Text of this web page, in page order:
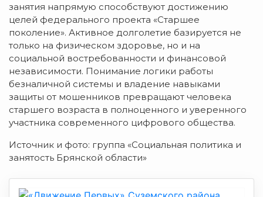
занятия напрямую способствуют достижению
целей федерального проекта «Старшее
поколение». Активное долголетие базируется не
только на физическом здоровье, но и на
социальной востребованности и финансовой
независимости. Понимание логики работы
безналичной системы и владение навыками
защиты от мошенников превращают человека
старшего возраста в полноценного и уверенного
участника современного цифрового общества.
Источник и фото: группа «Социальная политика и
занятость Брянской области»